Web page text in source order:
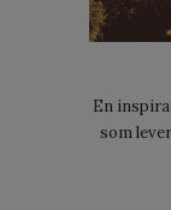
En
som